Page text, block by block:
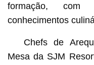
formação,
conhecimentos
Chefs de
Mesa da SJM